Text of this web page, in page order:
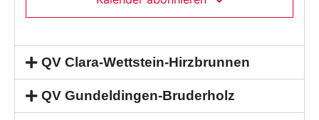
QV Clara-Wettstein-Hirzbrunnen
QV Gundeldingen-Bruderholz